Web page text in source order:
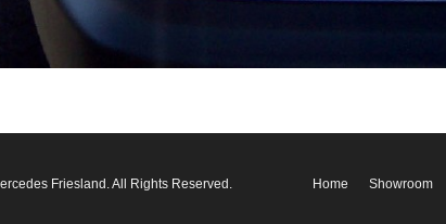
Friesland. All Rights Reserved. Home Showroom